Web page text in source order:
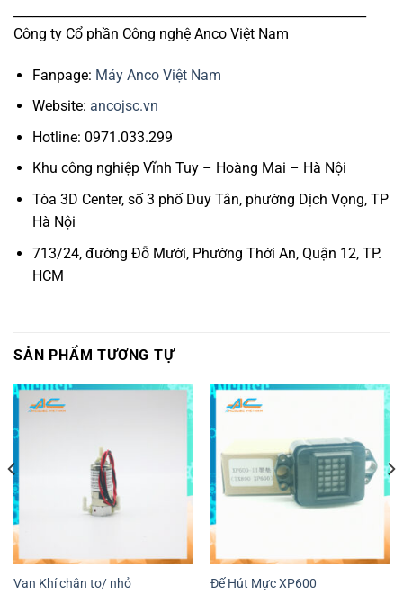
Công ty Cổ phần Công nghệ Anco Việt Nam
Fanpage: Máy Anco Việt Nam
Website: ancojsc.vn
Hotline: 0971.033.299
Khu công nghiệp Vĩnh Tuy – Hoàng Mai – Hà Nội
Tòa 3D Center, số 3 phố Duy Tân, phường Dịch Vọng, TP
Hà Nội
713/24, đường Đỗ Mười, Phường Thới An, Quận 12, TP.
HCM
SẢN PHẨM TƯƠNG TỰ
Van Khí chân to/ nhỏ Đế Hút Mực XP600